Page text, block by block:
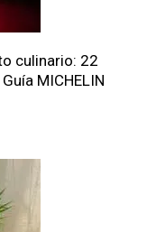
culinario: 22
MICHELIN